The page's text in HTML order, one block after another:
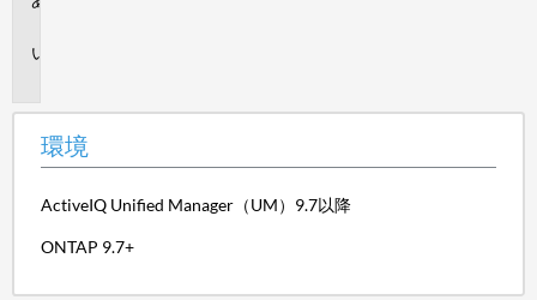
環境
ActiveIQ Unified Manager（UM）9.7以降
ONTAP 9.7+